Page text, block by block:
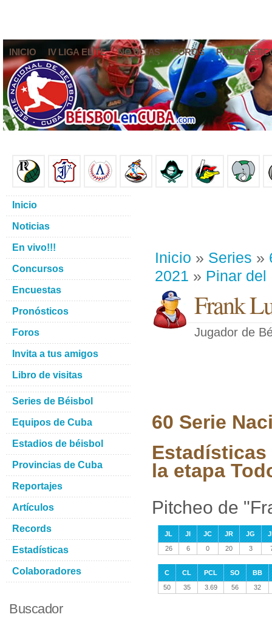
INICIO IV LIGA ELITE NOTICIAS FOROS
Inicio » Series »
2021 » Pinar del
Frank
Jugador de
60 Serie
la etapa
Pitcheo de
JL JI JC JR JG
26
6 0 20 3
C CL PCL SO
BB
50
35 3.69 56 32
Inicio
Noticias
En vivo!!!
Concursos
Encuestas
Pronósticos
Foros
Invita a tus amigos
Libro de visitas
Series de Béisbol
Equipos de Cuba
Estadios de béisbol
Provincias de Cuba
Reportajes
Artículos
Records
Estadísticas
Colaboradores
Buscador